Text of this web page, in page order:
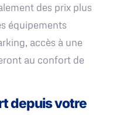
des prix plus
équipements
accès à une
au confort de
depuis votre